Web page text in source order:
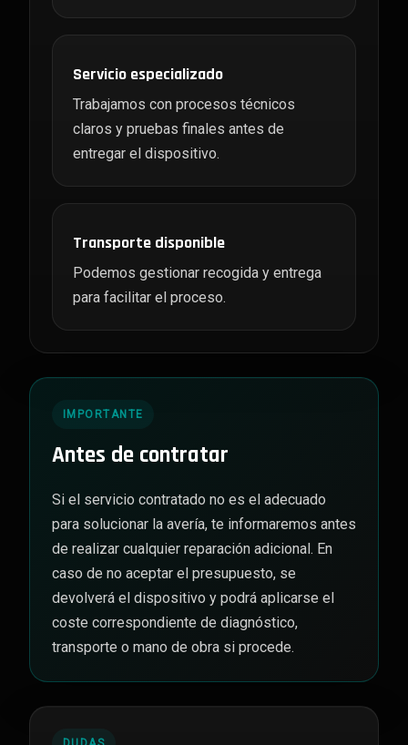
Servicio especializado
Trabajamos con procesos técnicos
claros y pruebas finales antes de
entregar el dispositivo.
Transporte disponible
Podemos gestionar recogida y entrega
para facilitar el proceso.
IMPORTANTE
Antes de contratar
Si el servicio contratado no es el adecuado
para solucionar la avería, te informaremos antes
de realizar cualquier reparación adicional. En
caso de no aceptar el presupuesto, se
devolverá el dispositivo y podrá aplicarse el
coste correspondiente de diagnóstico,
transporte o mano de obra si procede.